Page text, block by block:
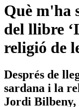
Què m'ha
del llibre
religió de
Després de
sardana i la
Jordi Bilbeny,